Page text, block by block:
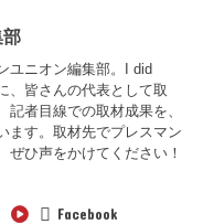
部
ユニオン編集部。I did
、皆さんの代表として取
者目線での取材成果を、
ます。取材先でプレスマン
ぜひ声をかけてください！
Facebook